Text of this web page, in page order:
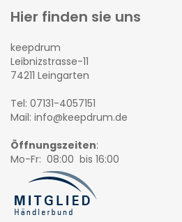
Hier finden sie uns
keepdrum
Leibnizstrasse-11
74211 Leingarten
Tel: 07131-4057151
Mail: info@keepdrum.de
Öffnungszeiten:
Mo-Fr: 08:00 bis 16:00